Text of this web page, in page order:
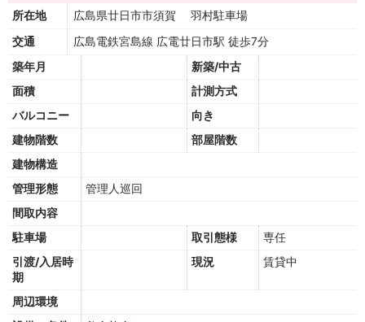
所在地
広島県廿日市市須賀 羽村駐車場
交通
広島電鉄宮島線 広電廿日市駅 徒歩7分
築年月
新築/中古
面積
計測方式
バルコニー
向き
建物階数
部屋階数
建物構造
管理形態
管理人巡回
間取内容
駐車場
取引態様
専任
引渡/入居時
期
現況 賃貸中
周辺環境